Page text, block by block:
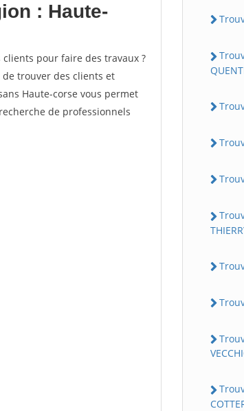
: Haute-
pour faire des travaux ?
trouver des clients et
Haute-corse vous permet
de professionnels